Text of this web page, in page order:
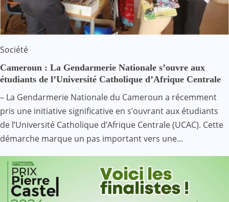
Société
Cameroun : La Gendarmerie Nationale s’ouvre aux
étudiants de l’Université Catholique d’Afrique Centrale
– La Gendarmerie Nationale du Cameroun a récemment
pris une initiative significative en s’ouvrant aux étudiants
de l’Université Catholique d’Afrique Centrale (UCAC). Cette
démarche marque un pas important vers une…